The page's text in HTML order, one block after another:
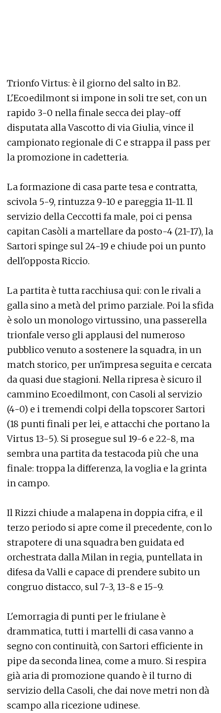
Trionfo Virtus: è il giorno del salto in B2.
L'Ecoedilmont si impone in soli tre set, con un
rapido 3-0 nella finale secca dei play-off
disputata alla Vascotto di via Giulia, vince il
campionato regionale di C e strappa il pass per
la promozione in cadetteria.
La formazione di casa parte tesa e contratta,
scivola 5-9, rintuzza 9-10 e pareggia 11-11. Il
servizio della Ceccotti fa male, poi ci pensa
capitan Casòli a martellare da posto-4 (21-17), la
Sartori spinge sul 24-19 e chiude poi un punto
dell'opposta Riccio.
La partita è tutta racchiusa qui: con le rivali a
galla sino a metà del primo parziale. Poi la sfida
è solo un monologo virtussino, una passerella
trionfale verso gli applausi del numeroso
pubblico venuto a sostenere la squadra, in un
match storico, per un'impresa seguita e cercata
da quasi due stagioni. Nella ripresa è sicuro il
cammino Ecoedilmont, con Casoli al servizio
(4-0) e i tremendi colpi della topscorer Sartori
(18 punti finali per lei, e attacchi che portano la
Virtus 13-5). Si prosegue sul 19-6 e 22-8, ma
sembra una partita da testacoda più che una
finale: troppa la differenza, la voglia e la grinta
in campo.
Il Rizzi chiude a malapena in doppia cifra, e il
terzo periodo si apre come il precedente, con lo
strapotere di una squadra ben guidata ed
orchestrata dalla Milan in regia, puntellata in
difesa da Valli e capace di prendere subito un
congruo distacco, sul 7-3, 13-8 e 15-9.
L'emorragia di punti per le friulane è
drammatica, tutti i martelli di casa vanno a
segno con continuità, con Sartori efficiente in
pipe da seconda linea, come a muro. Si respira
già aria di promozione quando è il turno di
servizio della Casoli, che dai nove metri non dà
scampo alla ricezione udinese.